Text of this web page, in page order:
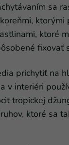
sa
ktoré
fixovať
prichytiť na
v interiéri
tropickej
ktoré sa